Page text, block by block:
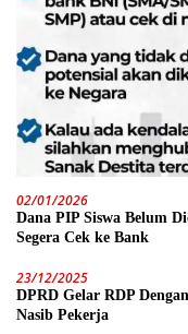
02/01/2026
Dana PIP Siswa Belum
Segera Cek ke Bank
23/12/2025
DPRD Gelar RDP
Nasib Pekerja